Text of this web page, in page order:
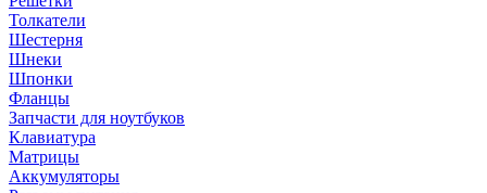
Толкатели
Шестерня
Шнеки
Шпонки
Фланцы
Запчасти для ноутбуков
Клавиатура
Матрицы
Аккумуляторы